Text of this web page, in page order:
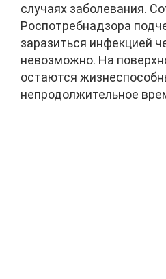
случаях заболевания.
Роспотребнадзора
заразиться инфекцией
невозможно. На
остаются
непродолжительное